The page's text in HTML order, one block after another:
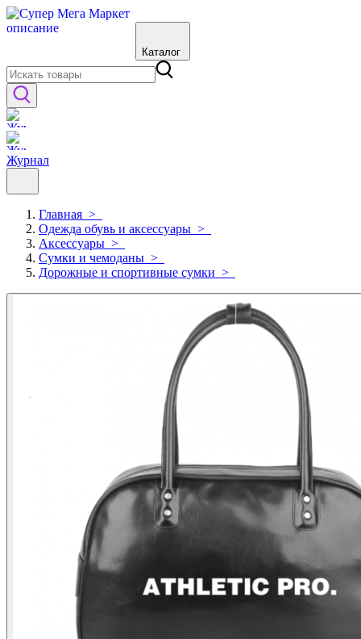
Каталог
Журнал
Главная >
Одежда обувь и аксессуары >
Аксессуары >
Сумки и чемоданы >
Дорожные и спортивные сумки >